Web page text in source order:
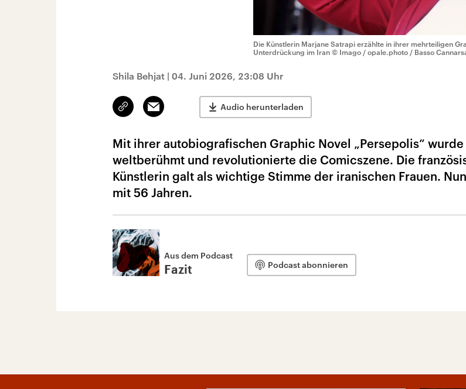
Die Künstlerin Marjane Satrapi erzählte in ihrer mehrteiligen
Unterdrückung im Iran © Imago / opale.photo / Basso
Shila Behjat | 04. Juni 2026, 23:08 Uhr
Link
kopieren/teilen
Email Audio herunterladen
Mit ihrer autobiografischen Graphic Novel „Persepolis“ wurde
weltberühmt und revolutionierte die Comicszene. Die
Künstlerin galt als wichtige Stimme der iranischen Frauen.
mit 56 Jahren.
Aus dem Podcast
Fazit Podcast abonnieren